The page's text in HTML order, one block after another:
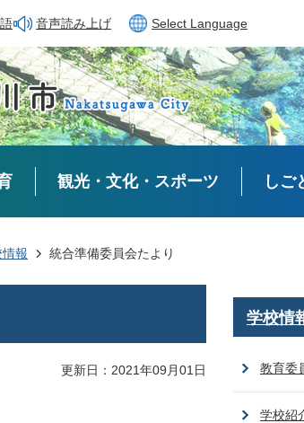
音声読み上げ Select Language
観光・文化・スポーツ しご
報 統合準備委員会たより
更新日：2021年09月01日
学校情
教育委
学校紹